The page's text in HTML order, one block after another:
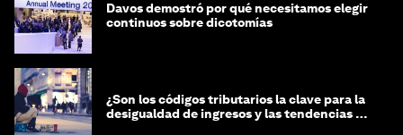
Davos demostró por qué necesitamos elegir
continuos sobre dicotomías
¿Son los códigos tributarios la clave para la
desigualdad de ingresos y las tendencias de